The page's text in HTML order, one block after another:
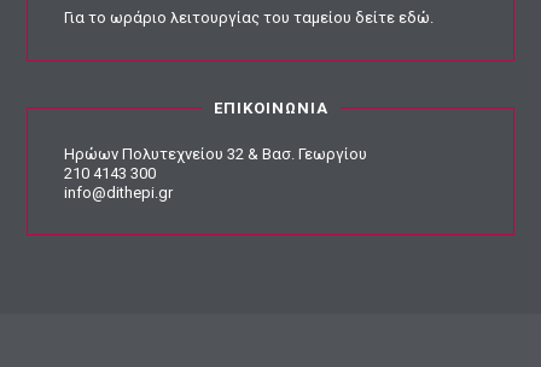
Για το ωράριο λειτουργίας του ταμείουδείτε εδώ.
ΕΠΙΚΟΙΝΩΝΙΑ
Ηρώων Πολυτεχνείου 32 & Βασ. Γεωργίου
210 4143 300
info@dithepi.gr